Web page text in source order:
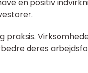
en positiv
praksis.
deres